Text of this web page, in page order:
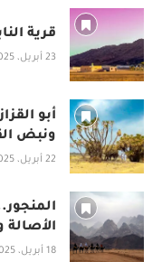
قرية
23 أبريل، 2025
أبو
ونبض
22 أبريل، 2025
الأصالة
18 أبريل، 2025